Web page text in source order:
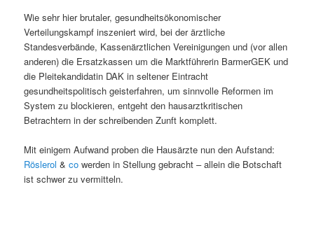
Wie sehr hier brutaler, gesundheitsökonomischer
Verteilungskampf inszeniert wird, bei der ärztliche
Standesverbände, Kassenärztlichen Vereinigungen und (vor allen
anderen) die Ersatzkassen um die Marktführerin BarmerGEK und
die Pleitekandidatin DAK in seltener Eintracht
gesundheitspolitisch geisterfahren, um sinnvolle Reformen im
System zu blockieren, entgeht den hausarztkritischen
Betrachtern in der schreibenden Zunft komplett.
Mit einigem Aufwand proben die Hausärzte nun den Aufstand:
Röslerol &co werden in Stellung gebracht – allein die Botschaft
ist schwer zu vermitteln.